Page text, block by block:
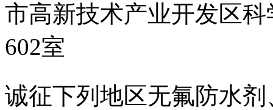
市高新技术产业开发区
602室
诚征下列地区无氟防水